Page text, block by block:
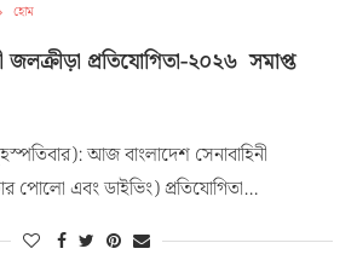
হোম
জলক্রীড়া প্রতিযোগিতা-২০২৬ সমাপ্ত
আজ বাংলাদেশ সেনাবাহিনী
পোলো এবং ডাইভিং) প্রতিযোগিতা…